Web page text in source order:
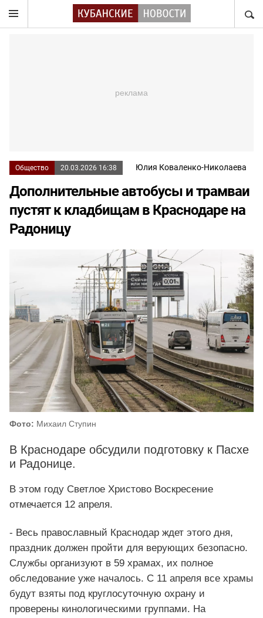
Общество 20.03.2026 16:38 Юлия Коваленко-Николаева
Дополнительные автобусы и трамваи
пустят к кладбищам в Краснодаре на
Радоницу
Фото: Михаил Ступин
В Краснодаре обсудили подготовку к Пасхе
и Радонице.
В этом году Светлое Христово Воскресение
отмечается 12 апреля.
- Весь православный Краснодар ждет этого дня,
праздник должен пройти для верующих безопасно.
Службы организуют в 59 храмах, их полное
обследование уже началось. С 11 апреля все храмы
будут взяты под круглосуточную охрану и
проверены кинологическими группами. На